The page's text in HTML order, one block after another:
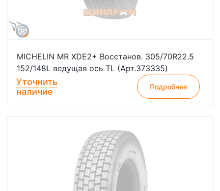
MICHELIN MR XDE2+ Восстанов. 305/70R22.5
152/148L ведущая ось TL (Арт.373335)
Уточнить
наличие
Подробнее